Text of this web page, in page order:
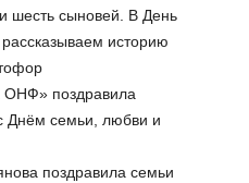
шесть сыновей. В День
историю
поздравила
Днём семьи, любви и
поздравила семьи